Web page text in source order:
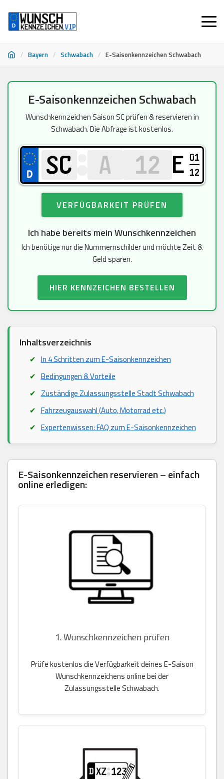
/ Bayern / Schwabach / E-Saisonkennzeichen Schwabach
springen
E-Saisonkennzeichen Schwabach
Wunschkennzeichen Saison SC prüfen & reservieren in
Schwabach. Die Abfrage ist kostenlos.
E 01
12
VERFÜGBARKEIT PRÜFEN
Ich habe bereits mein Wunschkennzeichen
Ich benötige nur die Nummernschilder und möchte Zeit &
Geld sparen.
HIER KENNZEICHEN BESTELLEN
Inhaltsverzeichnis
In 4 Schritten zum E-Saisonkennzeichen
Bedingungen & Vorteile
Zuständige Zulassungsstelle Stadt Schwabach
Fahrzeugauswahl (Auto, Motorrad etc.)
Expertenwissen: FAQ zum E-Saisonkennzeichen
E-Saisonkennzeichen reservieren – einfach
online erledigen:
1. Wunschkennzeichen prüfen
Prüfe kostenlos die Verfügbarkeit deines E-Saison
Wunschkennzeichens online bei der
Zulassungsstelle Schwabach.